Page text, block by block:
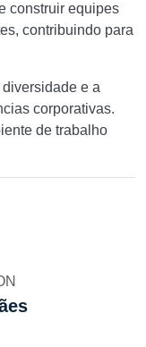
construir equipes
contribuindo para
e a
corporativas.
de trabalho